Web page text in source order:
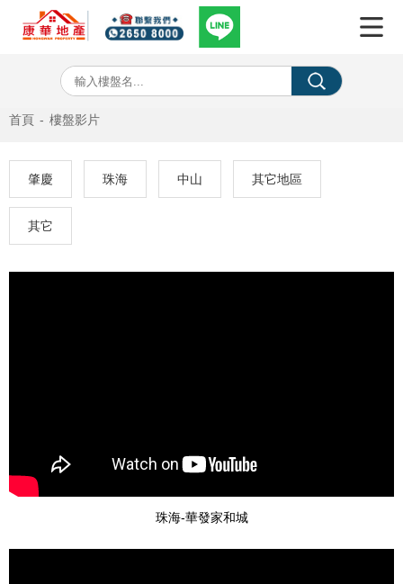
首頁 - 樓盤影片
肇慶 珠海 中山 其它地區
其它
珠海-華發家和城